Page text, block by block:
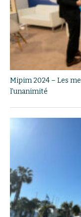
Mipim 2024 – Les
l’unanimité